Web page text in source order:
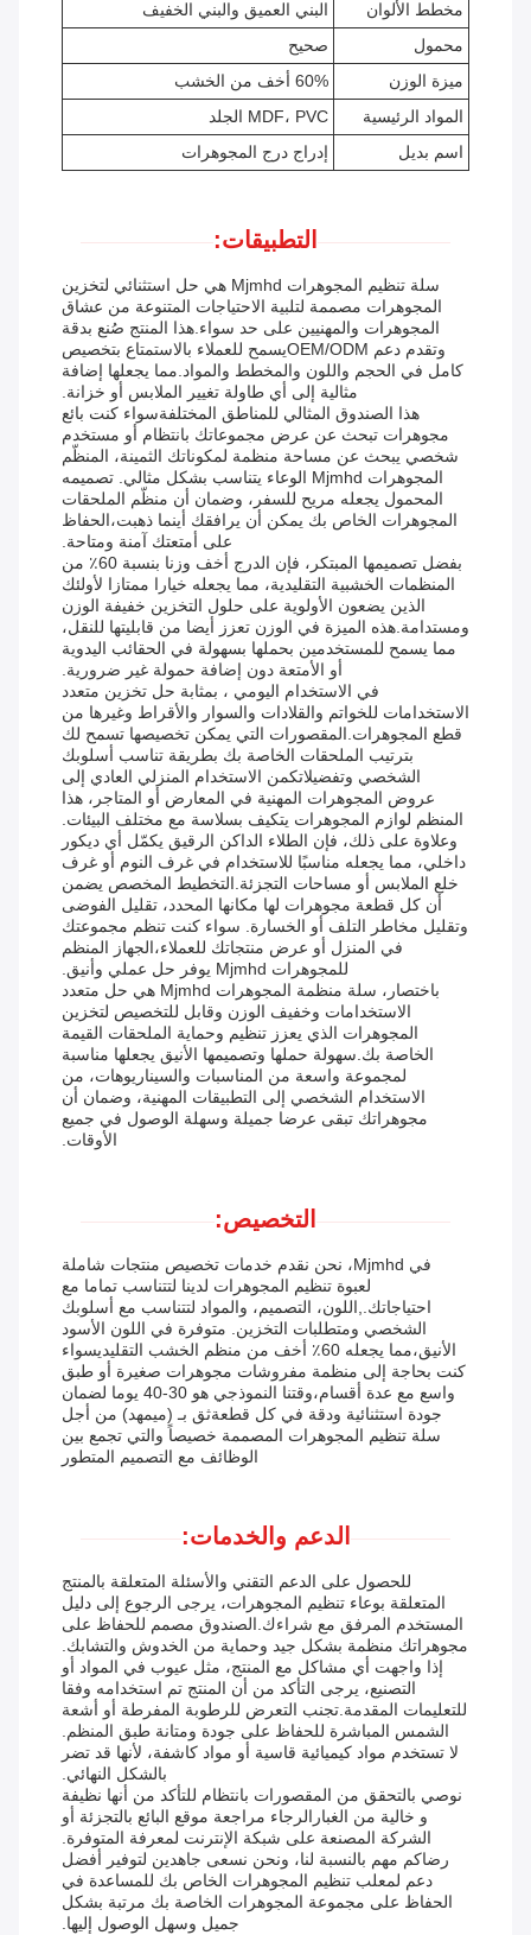
مخطط الألوان
البني العميق والبني الخفيف
محمول
صحيح
ميزة الوزن
60% أخف من الخشب
المواد الرئيسية
MDF، PVC الجلد
اسم بديل
إدراج درج المجوهرات
التطبيقات:
سلة تنظيم المجوهرات Mjmhd هي حل استثنائي لتخزين
المجوهرات مصممة لتلبية الاحتياجات المتنوعة من عشاق
المجوهرات والمهنيين على حد سواء.هذا المنتج صُنع بدقة
وتقدم دعم OEM/ODMيسمح للعملاء بالاستمتاع بتخصيص
كامل في الحجم واللون والمخطط والمواد.مما يجعلها إضافة
مثالية إلى أي طاولة تغيير الملابس أو خزانة.
هذا الصندوق المثالي للمناطق المختلفةسواء كنت بائع
مجوهرات تبحث عن عرض مجموعاتك بانتظام أو مستخدم
شخصي يبحث عن مساحة منظمة لمكوناتك الثمينة، المنظّم
المجوهرات Mjmhd الوعاء يتناسب بشكل مثالي. تصميمه
المحمول يجعله مريح للسفر، وضمان أن منظّم الملحقات
المجوهرات الخاص بك يمكن أن يرافقك أينما ذهبت،الحفاظ
على أمتعتك آمنة ومتاحة.
بفضل تصميمها المبتكر، فإن الدرج أخف وزنا بنسبة 60٪ من
المنظمات الخشبية التقليدية، مما يجعله خيارا ممتازا لأولئك
الذين يضعون الأولوية على حلول التخزين خفيفة الوزن
ومستدامة.هذه الميزة في الوزن تعزز أيضا من قابليتها للنقل،
مما يسمح للمستخدمين بحملها بسهولة في الحقائب اليدوية
أو الأمتعة دون إضافة حمولة غير ضرورية.
في الاستخدام اليومي ، بمثابة حل تخزين متعدد
الاستخدامات للخواتم والقلادات والسوار والأقراط وغيرها من
قطع المجوهرات.المقصورات التي يمكن تخصيصها تسمح لك
بترتيب الملحقات الخاصة بك بطريقة تناسب أسلوبك
الشخصي وتفضيلاتكمن الاستخدام المنزلي العادي إلى
عروض المجوهرات المهنية في المعارض أو المتاجر، هذا
المنظم لوازم المجوهرات يتكيف بسلاسة مع مختلف البيئات.
وعلاوة على ذلك، فإن الطلاء الداكن الرقيق يكمّل أي ديكور
داخلي، مما يجعله مناسبًا للاستخدام في غرف النوم أو غرف
خلع الملابس أو مساحات التجزئة.التخطيط المخصص يضمن
أن كل قطعة مجوهرات لها مكانها المحدد، تقليل الفوضى
وتقليل مخاطر التلف أو الخسارة. سواء كنت تنظم مجموعتك
في المنزل أو عرض منتجاتك للعملاء،الجهاز المنظم
للمجوهرات Mjmhd يوفر حل عملي وأنيق.
باختصار، سلة منظمة المجوهرات Mjmhd هي حل متعدد
الاستخدامات وخفيف الوزن وقابل للتخصيص لتخزين
المجوهرات الذي يعزز تنظيم وحماية الملحقات القيمة
الخاصة بك.سهولة حملها وتصميمها الأنيق يجعلها مناسبة
لمجموعة واسعة من المناسبات والسيناريوهات، من
الاستخدام الشخصي إلى التطبيقات المهنية، وضمان أن
مجوهراتك تبقى عرضا جميلة وسهلة الوصول في جميع
الأوقات.
التخصيص:
في Mjmhd، نحن نقدم خدمات تخصيص منتجات شاملة
لعبوة تنظيم المجوهرات لدينا لتتناسب تماما مع
احتياجاتك.,اللون، التصميم، والمواد لتتناسب مع أسلوبك
الشخصي ومتطلبات التخزين. متوفرة في اللون الأسود
الأنيق،مما يجعله 60٪ أخف من منظم الخشب التقليديسواء
كنت بحاجة إلى منظمة مفروشات مجوهرات صغيرة أو طبق
واسع مع عدة أقسام،وقتنا النموذجي هو 30-40 يوما لضمان
جودة استثنائية ودقة في كل قطعةثق بـ (ميمهد) من أجل
سلة تنظيم المجوهرات المصممة خصيصاً والتي تجمع بين
الوظائف مع التصميم المتطور
الدعم والخدمات:
للحصول على الدعم التقني والأسئلة المتعلقة بالمنتج
المتعلقة بوعاء تنظيم المجوهرات، يرجى الرجوع إلى دليل
المستخدم المرفق مع شراءك.الصندوق مصمم للحفاظ على
مجوهراتك منظمة بشكل جيد وحماية من الخدوش والتشابك.
إذا واجهت أي مشاكل مع المنتج، مثل عيوب في المواد أو
التصنيع، يرجى التأكد من أن المنتج تم استخدامه وفقا
للتعليمات المقدمة.تجنب التعرض للرطوبة المفرطة أو أشعة
الشمس المباشرة للحفاظ على جودة ومتانة طبق المنظم.
لا تستخدم مواد كيميائية قاسية أو مواد كاشفة، لأنها قد تضر
بالشكل النهائي.
نوصي بالتحقق من المقصورات بانتظام للتأكد من أنها نظيفة
و خالية من الغبارالرجاء مراجعة موقع البائع بالتجزئة أو
الشركة المصنعة على شبكة الإنترنت لمعرفة المتوفرة.
رضاكم مهم بالنسبة لنا، ونحن نسعى جاهدين لتوفير أفضل
دعم لمعلب تنظيم المجوهرات الخاص بك للمساعدة في
الحفاظ على مجموعة المجوهرات الخاصة بك مرتبة بشكل
جميل وسهل الوصول إليها.